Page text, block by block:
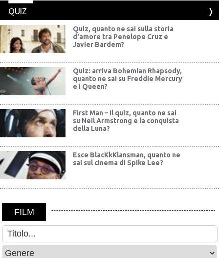
QUIZ
Quiz, quanto ne sai sulla storia
d'amore tra Penelope Cruz e
Javier Bardem?
Quiz: arriva Bohemian Rhapsody,
quanto ne sai su Freddie Mercury
e i Queen?
First Man – Il quiz, quanto ne sai
su Neil Armstrong e la conquista
della Luna?
Esce BlacKkKlansman, quanto ne
sai sul cinema di Spike Lee?